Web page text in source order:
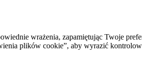
wrażenia, zapamiętując Twoje
plików cookie”, aby wyrazić